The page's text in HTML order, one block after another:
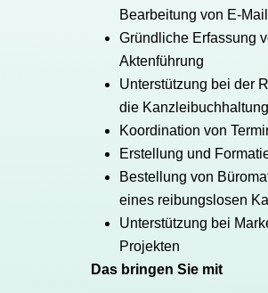
Bearbeitung von E-
Gründliche Erfassung
Aktenführung
Unterstützung bei der
die Kanzleibuchhaltung
Koordination von
Erstellung und
Bestellung von
eines reibungslosen
Unterstützung bei
Projekten
Das bringen Sie mit